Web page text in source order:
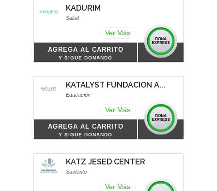
KADURIM
Salud
Ver Más
AGREGA AL CARRITO
Y SIGUE DONANDO
KATALYST FUNDACION A...
Educación
Ver Más
AGREGA AL CARRITO
Y SIGUE DONANDO
KATZ JESED CENTER
Sustento
Ver Más